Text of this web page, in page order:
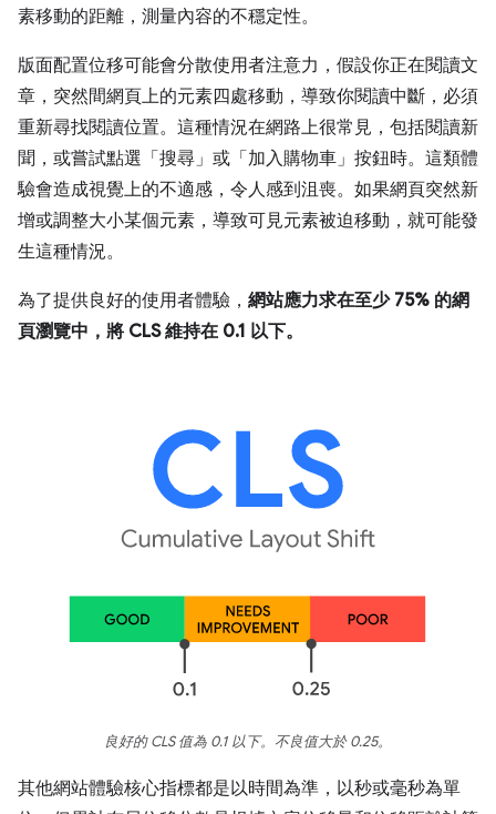
素移動的距離，測量內容的不穩定性。
版面配置位移可能會分散使用者注意力，假設你正在閱讀文
章，突然間網頁上的元素四處移動，導致你閱讀中斷，必須
重新尋找閱讀位置。這種情況在網路上很常見，包括閱讀新
聞，或嘗試點選「搜尋」或「加入購物車」按鈕時。這類體
驗會造成視覺上的不適感，令人感到沮喪。如果網頁突然新
增或調整大小某個元素，導致可見元素被迫移動，就可能發
生這種情況。
為了提供良好的使用者體驗， 網站應力求在至少 75% 的網
頁瀏覽中，將 CLS 維持在 0.1 以下。
良好的 CLS 值為 0.1 以下。不良值大於 0.25。
其他網站體驗核心指標都是以時間為準，以秒或毫秒為單